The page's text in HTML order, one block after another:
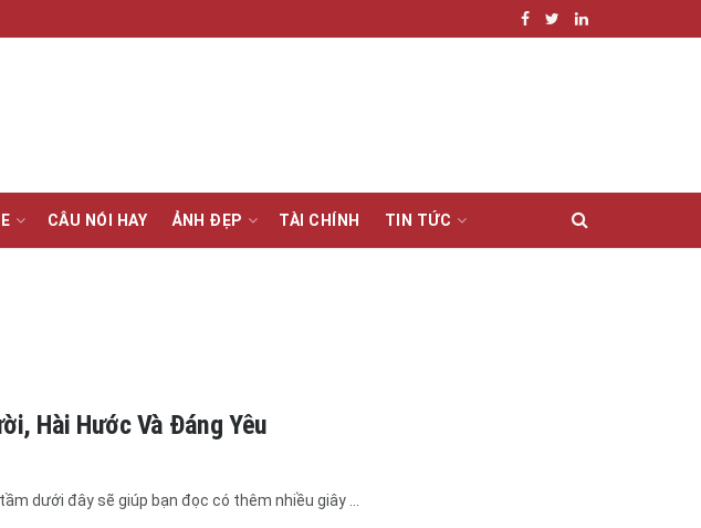
CÂU NÓI HAY ẢNH ĐẸP TÀI CHÍNH TIN TỨC
Hài Hước Và Đáng Yêu
dưới đây sẽ giúp bạn đọc có thêm nhiều giây ...